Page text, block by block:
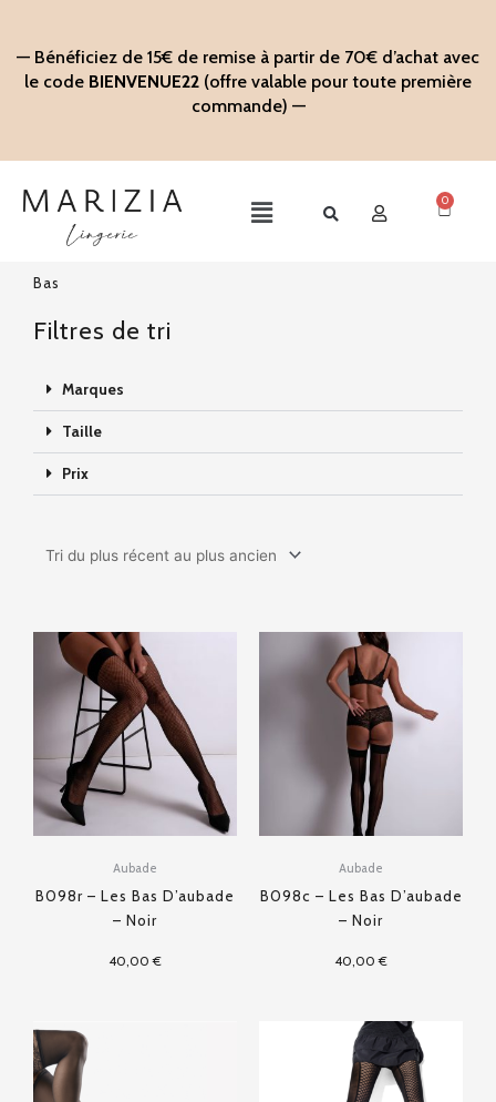
contenu
— Bénéficiez de 15€ de remise à partir de 70€ d’achat avec
le code BIENVENUE22 (offre valable pour toute première
commande) —
Main
0
Panier
Bas
Filtres de tri
Marques
Taille
Prix
Aubade
B098r – Les Bas D’aubade
– Noir
40,00€
Aubade
B098c – Les Bas D’aubade
– Noir
40,00€